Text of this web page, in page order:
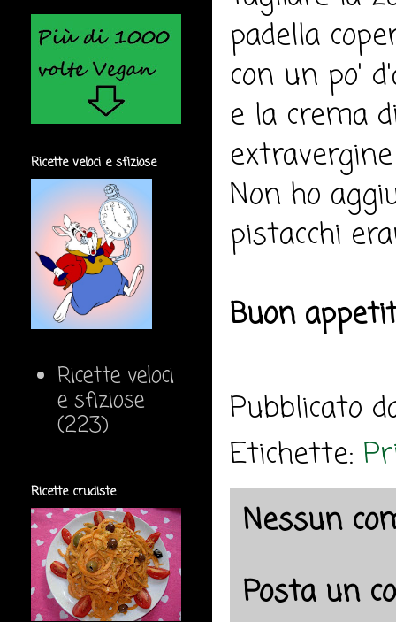
padella
con un po'
e la crema
Non ho
pistacchi
Buon
Pubblicato
Etichette:
Nessun
Posta un
Ricette veloci e sfiziose
Ricette veloci
e sfiziose
(223)
Ricette crudiste